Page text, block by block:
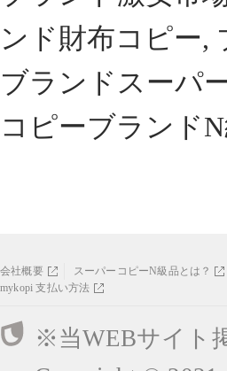
ンド財布コピー,
ブランドスーパ
コピーブランド
会社概要 スーパーコピーN級品とは？
mykopi 支払い方法
※当WEBサイト